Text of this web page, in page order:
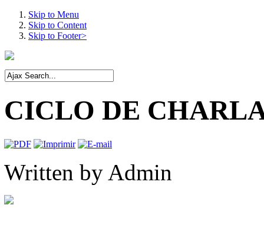
Skip to Menu
Skip to Content
Skip to Footer>
CICLO DE
Written by Admin